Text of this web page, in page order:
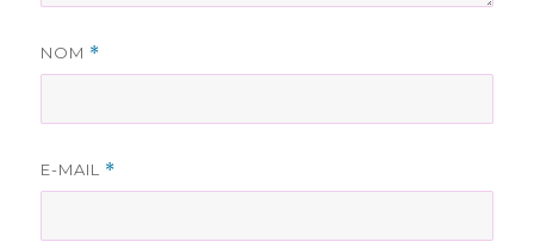
NOM *
E-MAIL *